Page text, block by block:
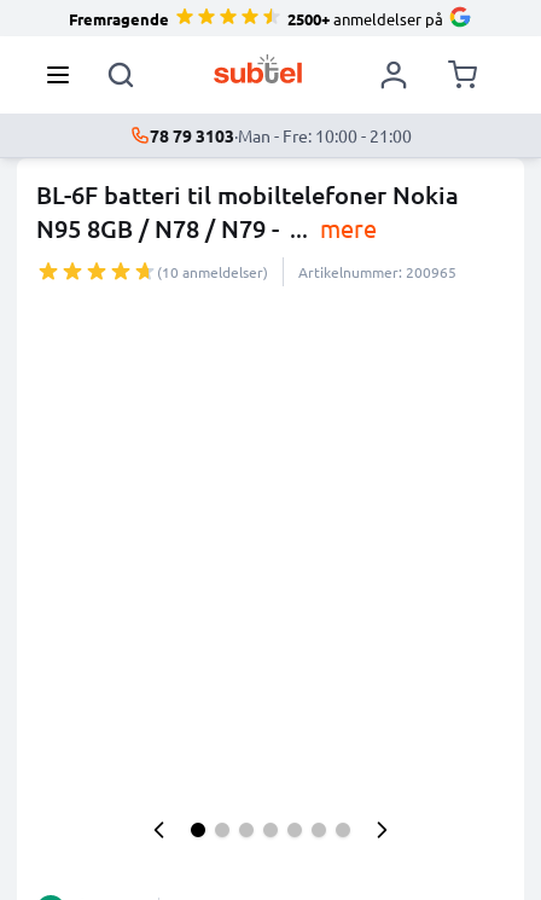
Fremragende 2500+anmeldelser på
78 79 3103·Man - Fre: 10:00 - 21:00
BL-6F batteri til mobiltelefoner Nokia
N95 8GB / N78 / N79 - ... mere
(10 anmeldelser) Artikelnummer: 200965